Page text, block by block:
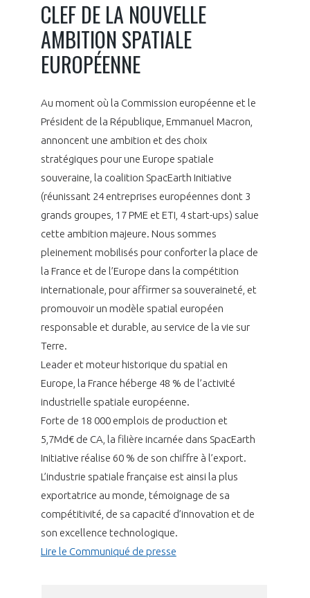
COMMISSIONS ET COMITÉS
POURQUOI DEVENIR MEMBRE ?
LE MÉDIATEUR DE LA FILIÈRE AÉRONAUTIQUE ET SPATIALE
MÉDIATION ET CHARTE D’ENGAGEMENT SUR LES RELATIONS ENTRE
CLIENTS ET FOURNISSEURS
LA MÉDIATION AU-DELÀ DE LA FILIÈRE AÉRONAUTIQUE ET SPATIALE
PRENDRE CONTACT AVEC LE MÉDIATEUR DE LA FILIÈRE
L'OBSERVATOIRE
LES ENJEUX
COMPÉTITIVITÉ
EMPLOI & FORMATION
ENVIRONNEMENT
INNOVATION
INTERNATIONALISATION
LES PUBLICATIONS
DOCUMENTS & BROCHURES
RAPPORTS D'ACTIVITÉS
CLEF DE LA NOUVELLE
AMBITION SPATIALE
EUROPÉENNE
Au moment où la Commission européenne et le
Président de la République, Emmanuel Macron,
annoncent une ambition et des choix
stratégiques pour une Europe spatiale
souveraine, la coalition SpacEarth Initiative
(réunissant 24 entreprises européennes dont 3
grands groupes, 17 PME et ETI, 4 start-ups) salue
cette ambition majeure. Nous sommes
pleinement mobilisés pour conforter la place de
la France et de l’Europe dans la compétition
internationale, pour affirmer sa souveraineté, et
promouvoir un modèle spatial européen
responsable et durable, au service de la vie sur
Terre.
Leader et moteur historique du spatial en
Europe, la France héberge 48 % de l’activité
industrielle spatiale européenne.
Forte de 18 000 emplois de production et
5,7Md€ de CA, la filière incarnée dans SpacEarth
Initiative réalise 60 % de son chiffre à l’export.
L’industrie spatiale française est ainsi la plus
exportatrice au monde, témoignage de sa
compétitivité, de sa capacité d’innovation et de
son excellence technologique.
Lire le Communiqué de presse
programmes ...
DEMANDE D’ADHÉSION